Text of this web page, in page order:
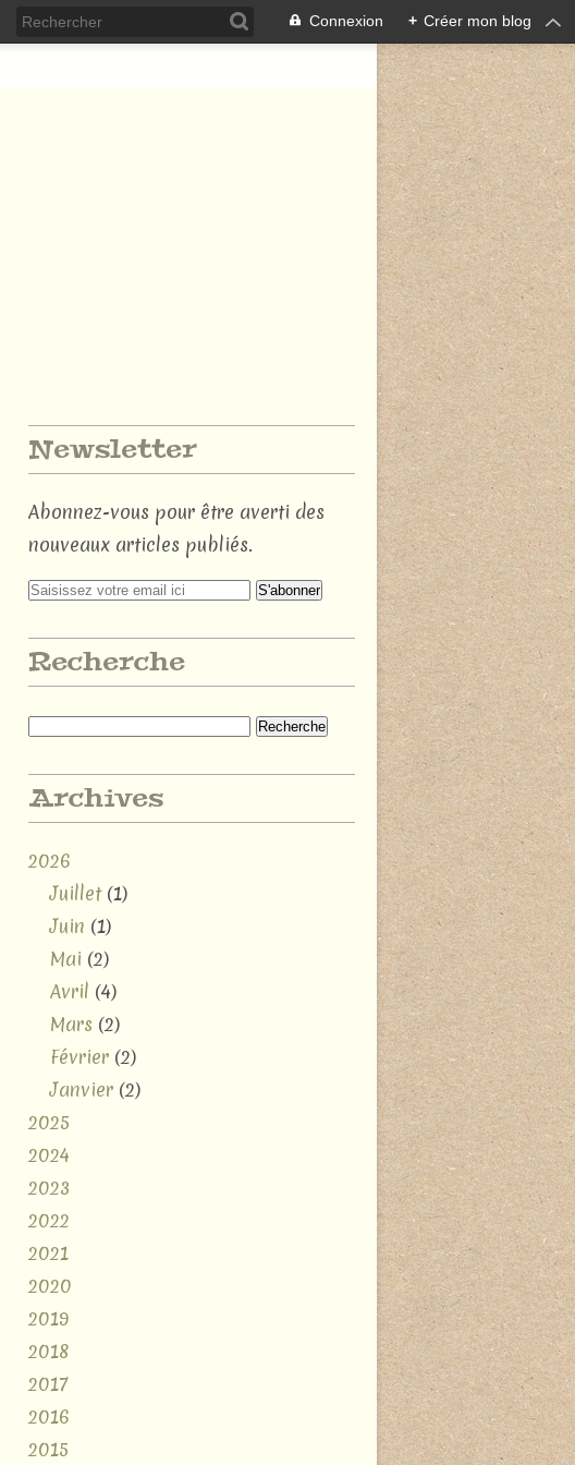
Connexion + Créer mon blog
Newsletter
Abonnez-vous pour être averti des
nouveaux articles publiés.
Recherche
Archives
2026
Juillet(1)
Juin (1)
Mai (2)
Avril (4)
Mars (2)
Février (2)
Janvier (2)
2025
2024
2023
2022
2021
2020
2019
2018
2017
2016
2015